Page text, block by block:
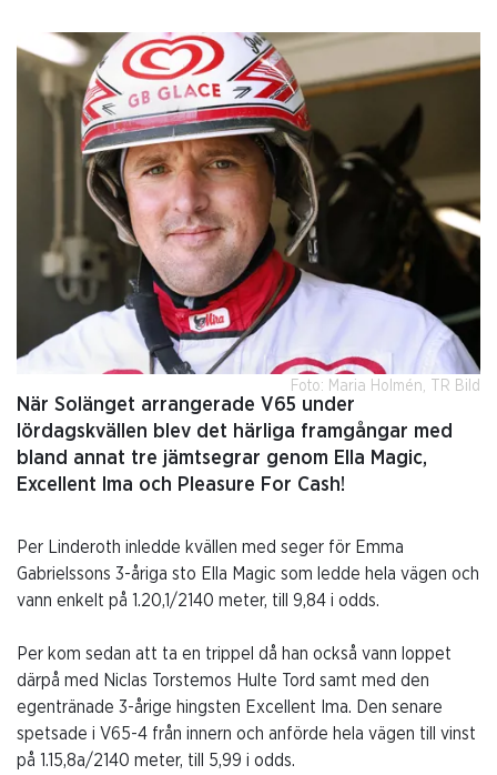
Foto: Maria Holmén, TR Bild
När Solänget arrangerade V65 under
lördagskvällen blev det härliga framgångar med
bland annat tre jämtsegrar genom Ella Magic,
Excellent Ima och Pleasure For Cash!
Per Linderoth inledde kvällen med seger för Emma
Gabrielssons 3-åriga sto Ella Magic som ledde hela vägen och
vann enkelt på 1.20,1/2140 meter, till 9,84 i odds.
Per kom sedan att ta en trippel då han också vann loppet
därpå med Niclas Torstemos Hulte Tord samt med den
egentränade 3-årige hingsten Excellent Ima. Den senare
spetsade i V65-4 från innern och anförde hela vägen till vinst
på 1.15,8a/2140 meter, till 5,99 i odds.